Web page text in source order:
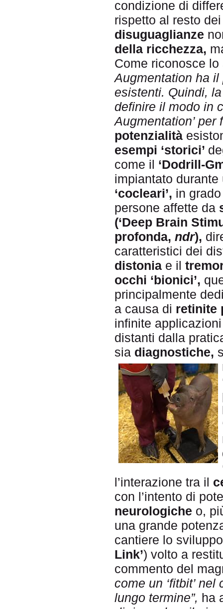
condizione di
rispetto al resto
disuguaglianze
della ricchezza,
Come riconosce
Augmentation ha
esistenti. Quindi,
definire il modo in
Augmentation’ per
potenzialità
esempi ‘storici’
come il ‘Dodrill-
impiantato
‘cocleari’, in
persone affette da
(‘Deep Brain
profonda, ndr),
caratteristici dei
distonia e il
occhi ‘bionici’,
principalmente
a causa di retinite
infinite
distanti dalla
sia diagnostiche,
l’interazione tra il
con l’intento di
neurologiche o,
una grande
cantiere lo
Link’) volto a
commento del
come un ‘fitbit’
lungo termine”, ha